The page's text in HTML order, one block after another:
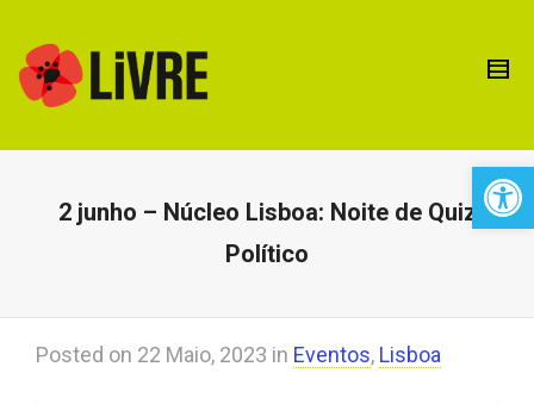
2 junho – Núcleo Lisboa: Noite de Quiz
Político
Posted on 22 Maio, 2023 in Eventos, Lisboa